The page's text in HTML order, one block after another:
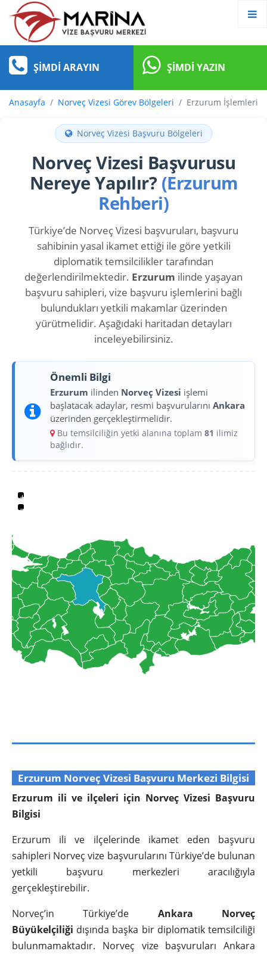
ŞIMDI ARAYIN ŞIMDI YAZIN
Anasayfa Norveç Vizesi Görev Bölgeleri Erzurum İşlemleri
Norveç Vizesi Başvuru Bölgeleri
Norveç Vizesi Başvurusu
Nereye Yapılır? (Erzurum
Rehberi)
Türkiye’de Norveç Vizesi başvuruları, başvuru
sahibinin yasal ikamet ettiği ile göre yetkili
diplomatik temsilcilikler tarafından
değerlendirilmektedir. Erzurum ilinde yaşayan
başvuru sahipleri, vize başvuru işlemlerini bağlı
bulundukları yetkili makamlar üzerinden
yürütmelidir. Aşağıdaki haritadan detayları
inceleyebilirsiniz.
Önemli Bilgi
Erzurum ilinden Norveç Vizesi işlemi
başlatacak adaylar, resmi başvurularını Ankara
üzerinden gerçekleştirmelidir.
Bu temsilciliğin yetki alanına toplam 81 ilimiz
bağlıdır.
+
−
Erzurum Norveç Vizesi Başvuru Merkezi Bilgisi
Erzurum ili ve ilçeleri için Norveç Vizesi Başvuru
Bilgisi
Erzurum ili ve ilçelerinde ikamet eden başvuru
sahipleri Norveç vize başvurularını Türkiye’de bulunan
yetkili başvuru merkezleri aracılığıyla
gerçekleştirebilir.
Norveç’in Türkiye’de Ankara Norveç
Büyükelçiliği dışında başka bir diplomatik temsilciliği
bulunmamaktadır. Norveç vize başvuruları Ankara